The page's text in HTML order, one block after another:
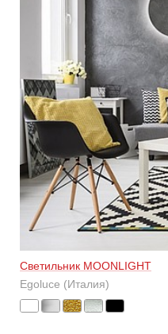
Светильник MOONLIGHT
Egoluce (Италия)